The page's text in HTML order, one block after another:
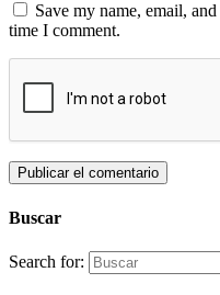
Save my name, email,
time I comment.
Buscar
Search for: